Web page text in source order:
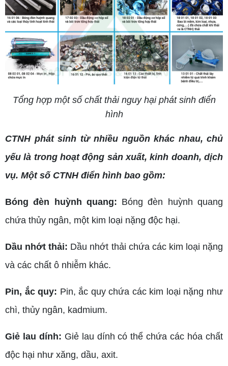
Tổng hợp một số chất thải nguy hại phát sinh điển
hình
CTNH phát sinh từ nhiều nguồn khác nhau, chủ
yếu là trong hoạt động sản xuất, kinh doanh, dịch
vụ. Một số CTNH điển hình bao gồm:
Bóng đèn huỳnh quang: Bóng đèn huỳnh quang
chứa thủy ngân, một kim loại nặng độc hại.
Dầu nhớt thải: Dầu nhớt thải chứa các kim loại nặng
và các chất ô nhiễm khác.
Pin, ắc quy: Pin, ắc quy chứa các kim loại nặng như
chì, thủy ngân, kadmium.
Giẻ lau dính: Giẻ lau dính có thể chứa các hóa chất
độc hại như xăng, dầu, axit.